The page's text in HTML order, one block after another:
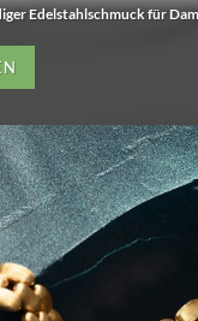
Edelstahlschmuck für